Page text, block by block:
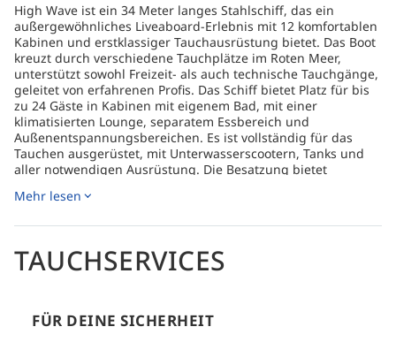
High Wave ist ein 34 Meter langes Stahlschiff, das ein
außergewöhnliches Liveaboard-Erlebnis mit 12 komfortablen
Kabinen und erstklassiger Tauchausrüstung bietet. Das Boot
kreuzt durch verschiedene Tauchplätze im Roten Meer,
unterstützt sowohl Freizeit- als auch technische Tauchgänge,
geleitet von erfahrenen Profis. Das Schiff bietet Platz für bis
zu 24 Gäste in Kabinen mit eigenem Bad, mit einer
klimatisierten Lounge, separatem Essbereich und
Außenentspannungsbereichen. Es ist vollständig für das
Tauchen ausgerüstet, mit Unterwasserscootern, Tanks und
aller notwendigen Ausrüstung. Die Besatzung bietet
drei frische Mahlzeiten, die eine Vielzahl von Geschmäckern
Roten Meer, von Sinai bis Sudan, unterstützt sowohl
Freizeittauchen als auch technische Erkundungen sowie
anspruchsvolleren Tiefwasser-Exkursionen, und bietet allen
Taucherniveaus professionelle Ausrüstung. Wie man dorthin
Mehr lesen
TAUCHSERVICES
FÜR DEINE SICHERHEIT